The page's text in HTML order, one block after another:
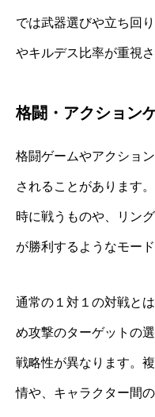
では武器選びや立ち回
やキルデス比率が重視さ
格闘・アクション
格闘ゲームやアクショ
されることがあります
時に戦うものや、リン
が勝利するようなモード
通常の１対１の対戦と
め攻撃のターゲットの
戦略性が異なります。
情や、キャラクター間